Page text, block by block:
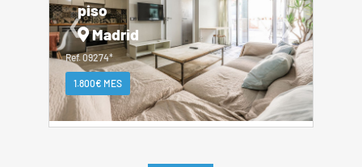
piso
Madrid
Ref. 09274*
1.800€ MES
❮ ❯